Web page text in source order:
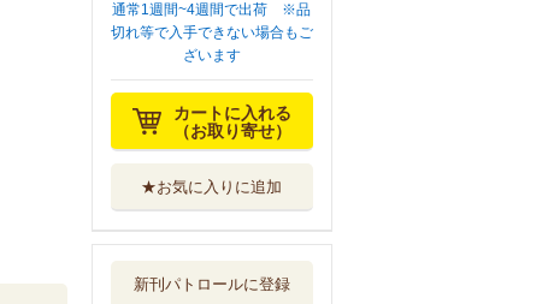
通常1週間~4週間で出荷 ※品
切れ等で入手できない場合もご
ざいます
カートに入れる
（お取り寄せ）
★お気に入りに追加
新刊パトロールに登録
朝倉農学大系 ６
朝倉書店
絵で旅するローマ